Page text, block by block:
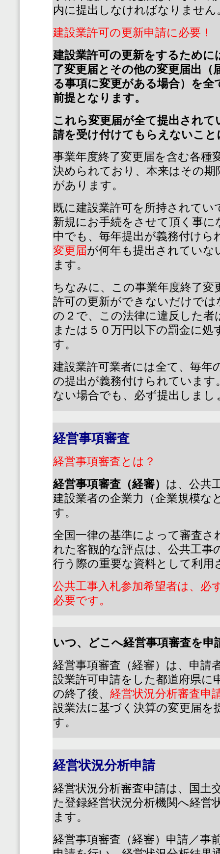
内に提出しなければなりません
建設業許可の更新申請に必要！
建設業許可の更新をするために
了変更届とその他の変更届出（
る事項に変更がある場合）を
前提となります。
これら変更届が全て提出されて
請を受け付けてもらえないこ
事業年度終了変更届を含む各種
決められており、本来はその期
があります。
既に建設業許可を所持されてい
新規にお手続をさせて頂く事
中でも、毎年提出が義務付けら
変更届が何年も提出されていな
ます。
ちなみに、この事業年度終了変
許可の更新ができないだけでは
の２で、この法律に違反した者
または５０万円以下の罰金に
す。
建設業許可業者には全て、毎年
の提出が義務付けられています
ない場合でも、必ず提出しまし
経営事項審査
経営事項審査とは？
経営事項審査（経審） は、公共
建設業者の企業力（企業規模な
す。
全国一律の基準によって審査さ
れた客観的な評点は、公共工事
行う際の重要な資料として利用
公共工事入札参加希望者は、必
必要です。
いつ、どこへ経営事項審査を申
経営事項審査（経審）は、申請
設業許可申請をした都道府県に
の終了後、経営状況分析審査申
設業法に基づく決算の変更届を
す。
経営状況分析申請
経営状況分析審査申請は、国土
た登録経営状況分析機関へ経営
ます。
経営事項審査（経審）申請／事